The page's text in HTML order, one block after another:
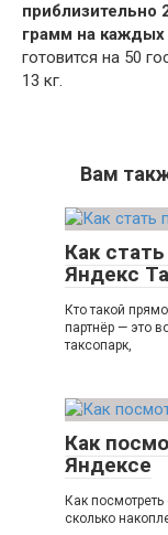
приблизительно
грамм на каждых
готовится на 50
13 кг.
Вам
Как
Яндекс
Кто такой
партнёр — это
таксопарк,
Как
Яндексе
Как
сколько